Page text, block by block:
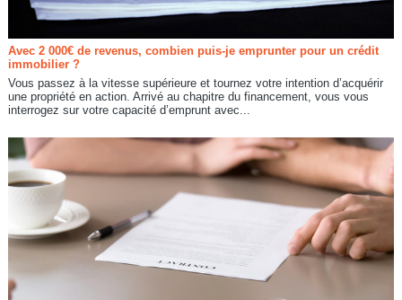
Avec 2 000€ de revenus, combien puis-je emprunter pour un crédit
immobilier ?
Vous passez à la vitesse supérieure et tournez votre intention d’acquérir
une propriété en action. Arrivé au chapitre du financement, vous vous
interrogez sur votre capacité d’emprunt avec...